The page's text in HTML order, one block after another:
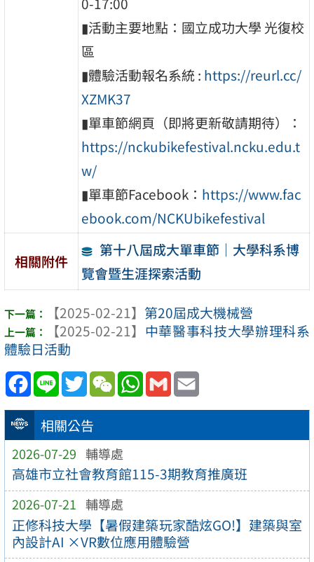
相關公告
2026-07-29 輔導處
高雄市立社會教育館115-3期教育推廣班
2026-07-21 輔導處
正修科技大學【暑假建築玩家酷炫GO!】建築與室
內設計AI ×VR數位應用體驗營
▮活動主要地點：國立成功大學 光復校
區
▮體驗活動報名系統 : https://reurl.cc/
XZMK37
▮單車節網頁（即將更新敬請期待）：
https://nckubikefestival.ncku.edu.t
w/
▮單車節Facebook： https://www.fac
ebook.com/NCKUbikefestival
相關附件
第十八屆成大單車節｜大學科系博
覽會暨生涯探索活動
【2025-02-21】 第20屆成大機械營
【2025-02-21】 中華醫事科技大學辦理科系
體驗日活動
Facebook
Line TwitterWeChatWhatsApp
Gmail